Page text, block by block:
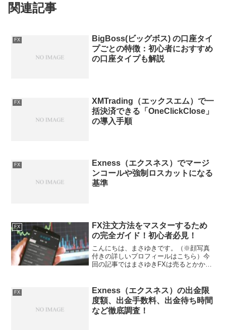
関連記事
FX
BigBoss(ビッグボス) の口座タイ
プごとの特徴：初心者におすすめ
の口座タイプも解説
FX
XMTrading（エックスエム）で一
括決済できる「OneClickClose」
の導入手順
FX
Exness（エクスネス）でマージ
ンコールや強制ロスカットになる
基準
FX
FX注文方法をマスターするため
の完全ガイド！初心者必見！
こんにちは、まさゆきです。（※顔写真
付きの詳しいプロフィールはこちら）今
回の記事ではまさゆきFXは売るとかかい
ません！という話しについてまとめてみ
ようと思います。そこで...
FX
Exness（エクスネス）の出金限
度額、出金手数料、出金待ち時間
など徹底調査！